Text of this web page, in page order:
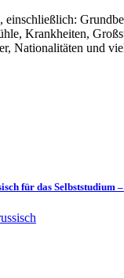
einschließlich:
Krankheiten,
Nationalitäten und
für das Selbststudium